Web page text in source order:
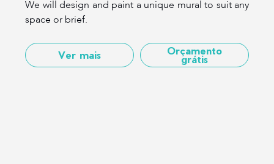
We will design and paint a unique mural to suit any
space or brief.
Ver mais Orçamento
grátis